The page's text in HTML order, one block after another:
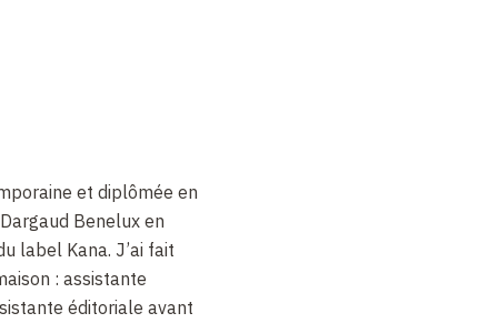
et diplômée en
Benelux en
label Kana. J’ai fait
: assistante
éditoriale avant